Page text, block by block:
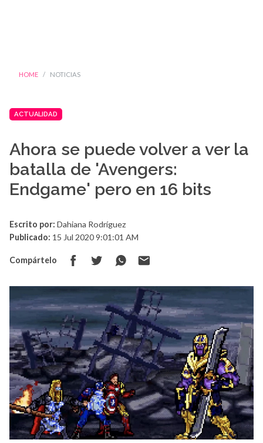
HOME NOTICIAS
ACTUALIDAD
Ahora se puede volver a ver la
batalla de 'Avengers:
Endgame' pero en 16 bits
Escrito por: Dahiana Rodríguez
Publicado: 15 Jul 2020 9:01:01 AM
Compártelo